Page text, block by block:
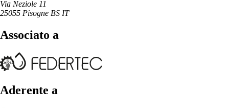
Via Neziole 11
25055 Pisogne BS IT
Associato a
Aderente a